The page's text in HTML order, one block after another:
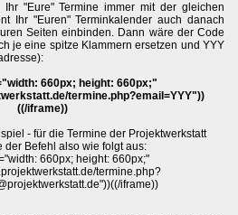
"Eure" Termine immer mit der gleichen
Ihr "Euren" Terminkalender auch danach
Seiten einbinden. Dann wäre der Code
je eine spitze Klammern ersetzen und YYY
660px; height: 660px;"
termine.php?email=YYY"))
((/iframe))
- für die Termine der Projektwerkstatt
der Befehl also wie folgt aus:
660px; height: 660px;"
termine.php?
iframe))